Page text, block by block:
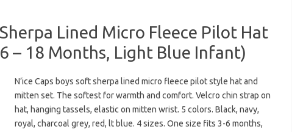
Sherpa Lined Micro Fleece Pilot Hat
– 18 Months, Light Blue Infant)
N’ice Caps boys soft sherpa lined micro fleece pilot style hat and
mitten set. The softest for warmth and comfort. Velcro chin strap on
hat, hanging tassels, elastic on mitten wrist. 5 colors. Black, navy,
royal, charcoal grey, red, lt blue. 4 sizes. One size fits 3-6 months,